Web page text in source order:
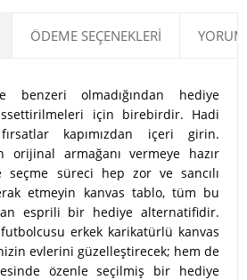
ÖDEME SEÇENEKLERI
benzeri olmadığından hediye
için birebirdir. Hadi
kapımızdan içeri girin.
orijinal armağanı vermeye hazır
seçme süreci hep zor ve sancılı
etmeyin kanvas tablo, tüm bu
esprili bir hediye alternatifidir.
erkek karikatürlü kanvas
evlerini güzelleştirecek; hem de
özenle seçilmiş bir hediye